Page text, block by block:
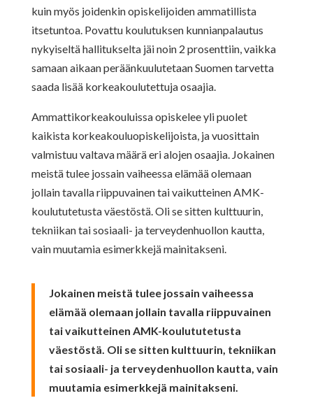
kuin myös joidenkin opiskelijoiden ammatillista
itsetuntoa. Povattu koulutuksen kunnianpalautus
nykyiseltä hallitukselta jäi noin 2 prosenttiin, vaikka
samaan aikaan peräänkuulutetaan Suomen tarvetta
saada lisää korkeakoulutettuja osaajia.
Ammattikorkeakouluissa opiskelee yli puolet
kaikista korkeakouluopiskelijoista, ja vuosittain
valmistuu valtava määrä eri alojen osaajia. Jokainen
meistä tulee jossain vaiheessa elämää olemaan
jollain tavalla riippuvainen tai vaikutteinen AMK-
koulututetusta väestöstä. Oli se sitten kulttuurin,
tekniikan tai sosiaali- ja terveydenhuollon kautta,
vain muutamia esimerkkejä mainitakseni.
Jokainen meistä tulee jossain vaiheessa
elämää olemaan jollain tavalla riippuvainen
tai vaikutteinen AMK-koulututetusta
väestöstä. Oli se sitten kulttuurin, tekniikan
tai sosiaali- ja terveydenhuollon kautta, vain
muutamia esimerkkejä mainitakseni.